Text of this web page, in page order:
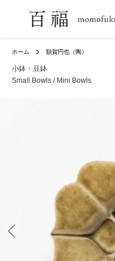
ホーム 額賀円也（陶）
小鉢・豆鉢
Small Bowls / Mini Bowls